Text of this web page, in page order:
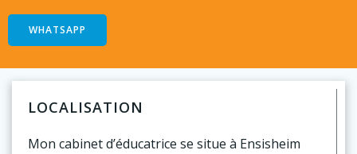
WHATSAPP
LOCALISATION
Mon cabinet d’éducatrice se situe à Ensisheim